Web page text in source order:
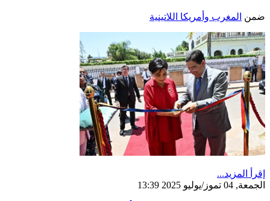
ضمن المغرب وأمريكا اللاتينية
إقرأ المزيد...
الجمعة, 04 تموز/يوليو 2025 13:39